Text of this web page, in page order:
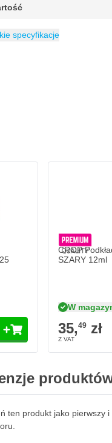
pokrycie m²
pokrycie m²
Lakier
specyfikacje
CROP
SZARY 12ml
W
35,49zł
ten produkt jako pierwszy